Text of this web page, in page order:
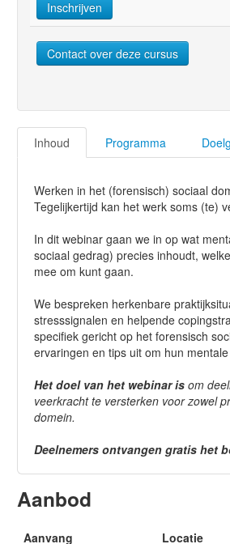
Inschrijven
Contact over deze cursus
Inhoud Programma
Werken in het (forensisch) sociaal
Tegelijkertijd kan het werk soms (te)
In dit webinar gaan we in op wat
sociaal gedrag) precies inhoudt,
mee om kunt gaan.
We bespreken herkenbare
stresssignalen en helpende
specifiek gericht op het forensisch
ervaringen en tips uit om hun
Het doel van het webinar isom
veerkracht te versterken voor zowel
domein.
Deelnemers ontvangen gratis het
Aanbod
Aanvang Locatie